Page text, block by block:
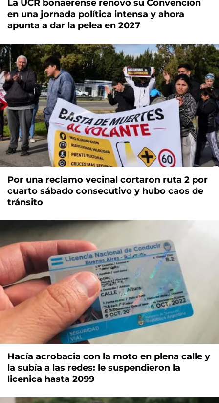
La UCR bonaerense renovó su Convención
en una jornada política intensa y ahora
apunta a dar la pelea en 2027
Por una reclamo vecinal cortaron ruta 2 por
cuarto sábado consecutivo y hubo caos de
tránsito
Hacía acrobacia con la moto en plena calle y
la subía a las redes: le suspendieron la
licenica hasta 2099